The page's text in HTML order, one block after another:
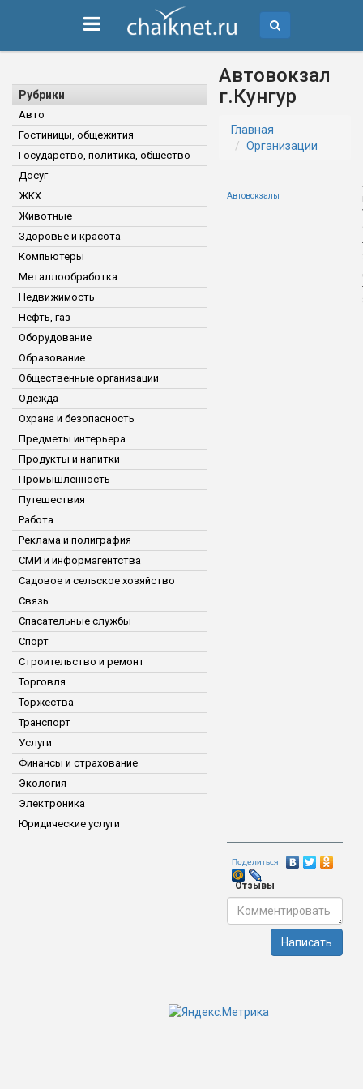
Рубрики
Авто
Гостиницы, общежития
Государство, политика, общество
Досуг
ЖКХ
Животные
Здоровье и красота
Компьютеры
Металлообработка
Недвижимость
Нефть, газ
Оборудование
Образование
Общественные организации
Одежда
Охрана и безопасность
Предметы интерьера
Продукты и напитки
Промышленность
Путешествия
Работа
Реклама и полиграфия
СМИ и информагентства
Садовое и сельское хозяйство
Связь
Спасательные службы
Спорт
Строительство и ремонт
Торговля
Торжества
Транспорт
Услуги
Финансы и страхование
Экология
Электроника
Юридические услуги
Автовокзал
г.Кунгур
Главная
Организации
Автовокзалы
Поделиться
Отзывы
Написать